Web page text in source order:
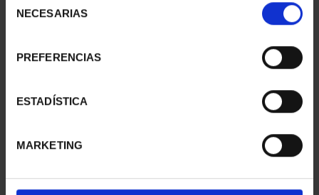
NECESARIAS
PREFERENCIAS
ESTADÍSTICA
MARKETING
SUSCRIPCIÓN
949,00 €
registrados
SUSCRIPCIÓN
CAPITALES DE
PROVINCIA 4
949,00 €
registrados